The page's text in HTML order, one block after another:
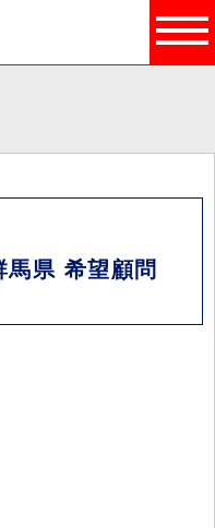
県 希望顧問